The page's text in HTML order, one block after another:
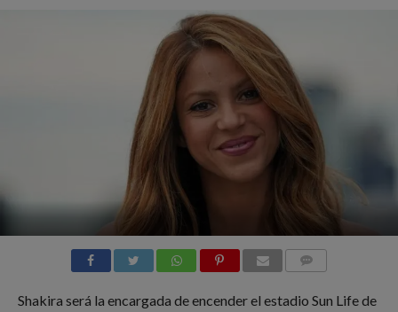
Shakira será la encargada de encender el estadio Sun Life de